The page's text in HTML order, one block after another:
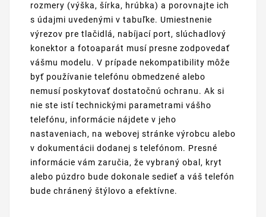
rozmery (výška, šírka, hrúbka) a porovnajte ich
s údajmi uvedenými v tabuľke. Umiestnenie
výrezov pre tlačidlá, nabíjací port, slúchadlový
konektor a fotoaparát musí presne zodpovedať
vášmu modelu. V prípade nekompatibility môže
byť používanie telefónu obmedzené alebo
nemusí poskytovať dostatočnú ochranu. Ak si
nie ste istí technickými parametrami vášho
telefónu, informácie nájdete v jeho
nastaveniach, na webovej stránke výrobcu alebo
v dokumentácii dodanej s telefónom. Presné
informácie vám zaručia, že vybraný obal, kryt
alebo púzdro bude dokonale sedieť a váš telefón
bude chránený štýlovo a efektívne.